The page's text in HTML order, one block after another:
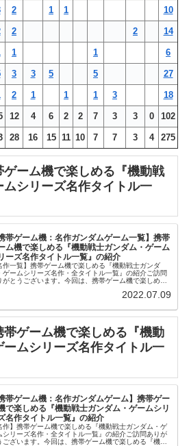
2 1 1 10
2 2 14
1 1 6
3 3 5 5 27
2 1 1 1 3 18
12 4 6 2 2 7 3 3 0 102
28 16 15 11 10 7 7 3 4 275
ゲーム機で楽しめる『機動戦
シリーズ名作タイトル一
携帯ゲーム機：名作ガンダムゲーム一覧】携帯
ム機で楽しめる『機動戦士ガンダム・ゲーム
ーズ名作タイトル一覧』の紹介
作一覧】携帯ゲーム機で楽しめる『機動戦士ガンダ
ゲームシリーズ名作・全タイトル一覧』の紹介ご訪問
がとうございます。今回は、携帯ゲーム機で楽しめる
2022.07.09
帯ゲーム機で楽しめる『機動
ムシリーズ名作タイトル一
携帯ゲーム機：名作ガンダムゲーム】携帯ゲー
で楽しめる『機動戦士ガンダム・ゲームシリ
名作タイトル一覧』の紹介
作】携帯ゲーム機で楽しめる『機動戦士ガンダム・ゲ
シリーズ名作・全タイトル一覧』の紹介ご訪問ありが
ございます。今回は、携帯ゲーム機で楽しめる『機動